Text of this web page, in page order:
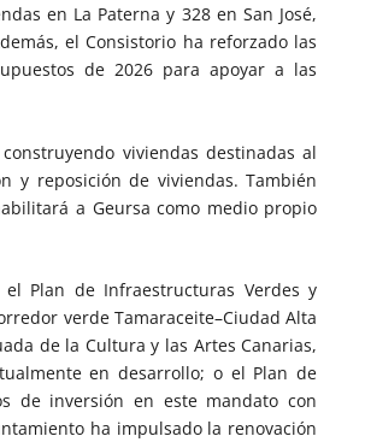
en La Paterna y 328 en San José,
el Consistorio ha reforzado las
de 2026 para apoyar a las
viviendas destinadas al
y reposición de viviendas. También
a Geursa como medio propio
Plan de Infraestructuras Verdes y
verde Tamaraceite–Ciudad Alta
de la Cultura y las Artes Canarias,
en desarrollo; o el Plan de
de inversión en este mandato con
ha impulsado la renovación